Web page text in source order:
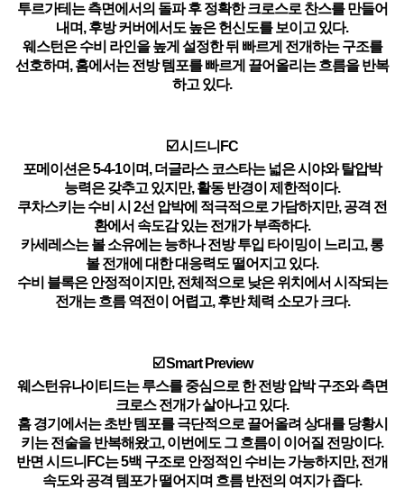
투르가테는 측면에서의 돌파 후 정확한 크로스로 찬스를 만들어
내며, 후방 커버에서도 높은 헌신도를 보이고 있다.
웨스턴은 수비 라인을 높게 설정한 뒤 빠르게 전개하는 구조를
선호하며, 홈에서는 전방 템포를 빠르게 끌어올리는 흐름을 반복
하고 있다.
☑️ 시드니FC
포메이션은 5-4-1이며, 더글라스 코스타는 넓은 시야와 탈압박
능력은 갖추고 있지만, 활동 반경이 제한적이다.
쿠차스키는 수비 시 2선 압박에 적극적으로 가담하지만, 공격 전
환에서 속도감 있는 전개가 부족하다.
카세레스는 볼 소유에는 능하나 전방 투입 타이밍이 느리고, 롱
볼 전개에 대한 대응력도 떨어지고 있다.
수비 블록은 안정적이지만, 전체적으로 낮은 위치에서 시작되는
전개는 흐름 역전이 어렵고, 후반 체력 소모가 크다.
☑️ Smart Preview
웨스턴유나이티드는 루스를 중심으로 한 전방 압박 구조와 측면
크로스 전개가 살아나고 있다.
홈 경기에서는 초반 템포를 극단적으로 끌어올려 상대를 당황시
키는 전술을 반복해왔고, 이번에도 그 흐름이 이어질 전망이다.
반면 시드니FC는 5백 구조로 안정적인 수비는 가능하지만, 전개
속도와 공격 템포가 떨어지며 흐름 반전의 여지가 좁다.